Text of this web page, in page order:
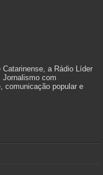
a Rádio Líder
Jornalismo com
comunicação popular e